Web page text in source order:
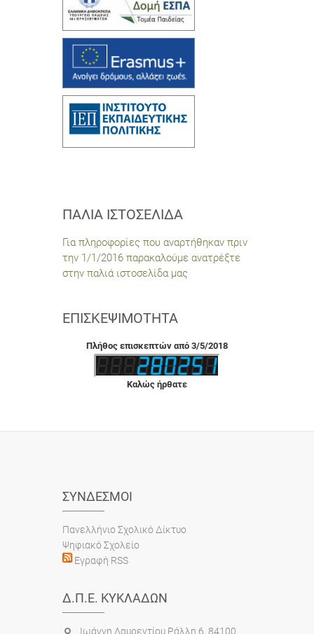
ΠΑΛΙΆ ΙΣΤΟΣΕΛΊΔΑ
Για πληροφορίες που αναρτήθηκαν πριν
την 1/1/2016 παρακαλούμε ανατρέξτε
στην παλιά ιστοσελίδα μας
ΕΠΙΣΚΕΨΙΜΌΤΗΤΑ
Πλήθος επισκεπτών από 3/5/2018
Καλώς ήρθατε
ΣΎΝΔΕΣΜΟΙ
Πανελλήνιο Σχολικό Δίκτυο
Ψηφιακό Σχολείο
Εγραφή RSS
Δ.Π.Ε. ΚΥΚΛΆΔΩΝ
Ιωάννη Λαυρεντίου Ράλλη 6, 84100